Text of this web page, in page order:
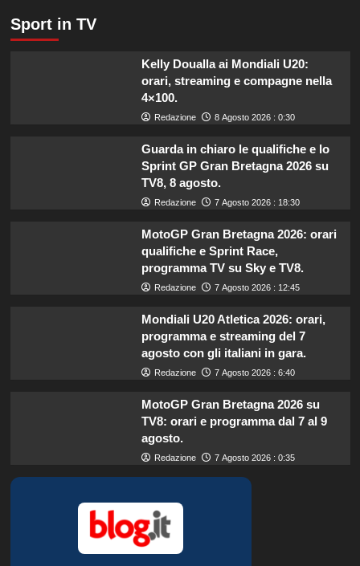
Sport in TV
Kelly Doualla ai Mondiali U20:
orari, streaming e compagne nella
4×100.
Redazione 8 Agosto 2026 : 0:30
Guarda in chiaro le qualifiche e lo
Sprint GP Gran Bretagna 2026 su
TV8, 8 agosto.
Redazione 7 Agosto 2026 : 18:30
MotoGP Gran Bretagna 2026: orari
qualifiche e Sprint Race,
programma TV su Sky e TV8.
Redazione 7 Agosto 2026 : 12:45
Mondiali U20 Atletica 2026: orari,
programma e streaming del 7
agosto con gli italiani in gara.
Redazione 7 Agosto 2026 : 6:40
MotoGP Gran Bretagna 2026 su
TV8: orari e programma dal 7 al 9
agosto.
Redazione 7 Agosto 2026 : 0:35